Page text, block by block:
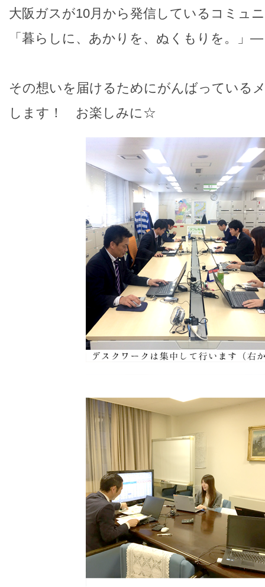
大阪ガスが10月から発信しているコミュ
「暮らしに、あかりを、ぬくもりを。」―
その想いを届けるためにがんばっている
します！ お楽しみに☆